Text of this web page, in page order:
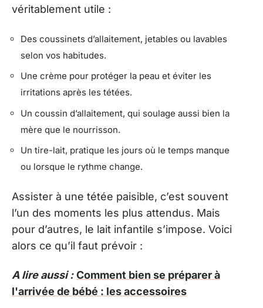
véritablement utile :
Des coussinets d’allaitement, jetables ou lavables
selon vos habitudes.
Une crème pour protéger la peau et éviter les
irritations après les tétées.
Un coussin d’allaitement, qui soulage aussi bien la
mère que le nourrisson.
Un tire-lait, pratique les jours où le temps manque
ou lorsque le rythme change.
Assister à une tétée paisible, c’est souvent
l’un des moments les plus attendus. Mais
pour d’autres, le lait infantile s’impose. Voici
alors ce qu’il faut prévoir :
A lire aussi : Comment bien se préparer à
l'arrivée de bébé : les accessoires